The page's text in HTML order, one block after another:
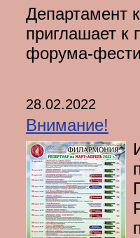
Департамент
приглашает к
форума-
28.02.2022
Внимание!